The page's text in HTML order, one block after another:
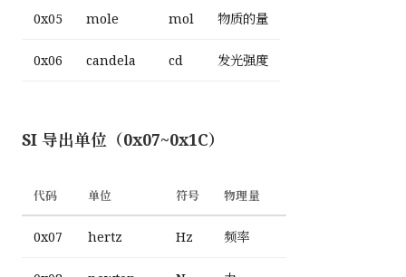
0x05 mole mol 物质的量
0x06 candela cd 发光强度
SI 导出单位（0x07~0x1C）
代码 单位 符号 物理量
0x07 hertz Hz 频率